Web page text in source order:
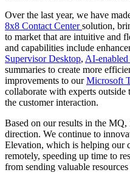
Over the last year, we have
8x8 Contact Centersolution,
to market that are intuitive and
and capabilities include
Supervisor Desktop, AI-
summaries to create more
improvements to ourMicrosoft
collaborate with experts
the customer interaction.
Based on our results in the
direction. We continue to
Elevation, which is helping our
remotely, speeding up time to
from sending valuable